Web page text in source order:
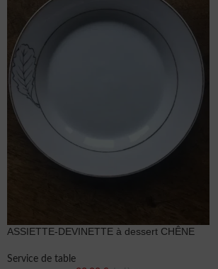
ASSIETTE-DEVINETTE à dessert CHÊNE
Service de table